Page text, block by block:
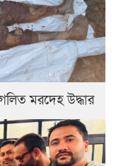
মরদেহ উদ্ধার